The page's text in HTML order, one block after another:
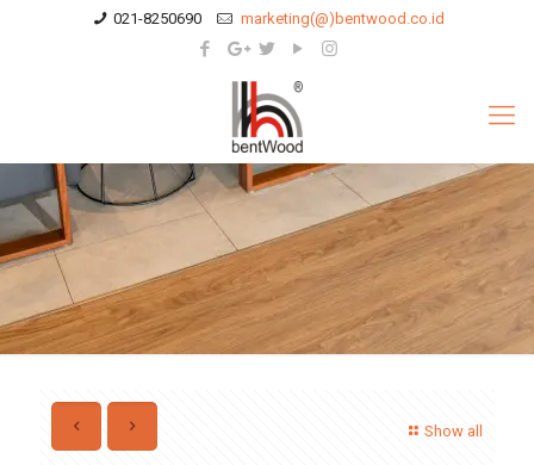
021-8250690 marketing(@)bentwood.co.id
Show all